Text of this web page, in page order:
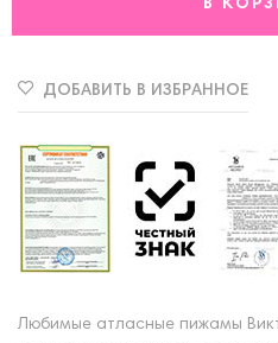
В
ДОБАВИТЬ В ИЗБРАННОЕ
Любимые атласные пижамы